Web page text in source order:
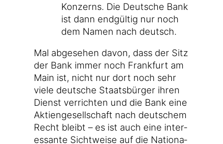
Konzerns. Die Deut­sche Bank
ist dann end­gül­tig nur noch
dem Namen nach deutsch.
Mal abge­se­hen davon, dass der Sitz
der Bank immer noch Frank­furt am
Main ist, nicht nur dort noch sehr
vie­le deut­sche Staats­bür­ger ihren
Dienst ver­rich­ten und die Bank eine
Akti­en­ge­sell­schaft nach deut­schem
Recht bleibt – es ist auch eine inter­
es­san­te Sicht­wei­se auf die Natio­na­